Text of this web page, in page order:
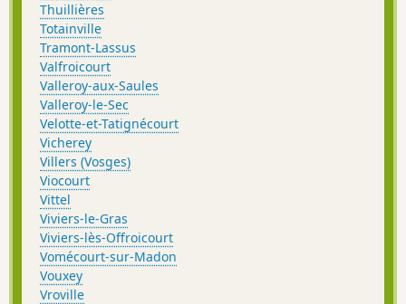
Thuillières
Totainville
Tramont-Lassus
Valfroicourt
Valleroy-aux-Saules
Valleroy-le-Sec
Velotte-et-Tatignécourt
Vicherey
Villers (Vosges)
Viocourt
Vittel
Viviers-le-Gras
Viviers-lès-Offroicourt
Vomécourt-sur-Madon
Vouxey
Vroville